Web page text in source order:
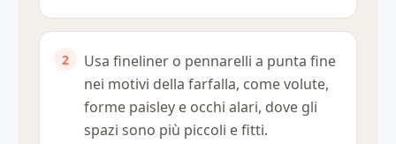
Usa fineliner o pennarelli a punta fine
nei motivi della farfalla, come volute,
forme paisley e occhi alari, dove gli
spazi sono più piccoli e fitti.